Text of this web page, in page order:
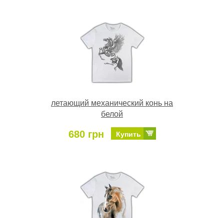
летающий механический конь на
белой
680 грн Купить